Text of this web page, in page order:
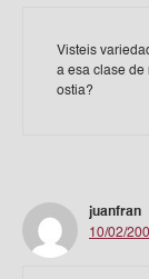
Visteis
a esa clase de
ostia?
juanfran
10/02/